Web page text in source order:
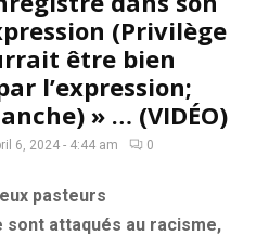
(Privilège
être bien
l’expression;
» … (VIDÉO)
6, 2024 - 4:44 am 0
pasteurs
sont attaqués au racisme,